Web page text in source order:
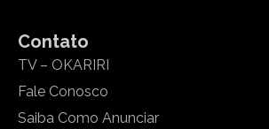
Contato
TV – OKARIRI
Fale Conosco
Saiba Como Anunciar